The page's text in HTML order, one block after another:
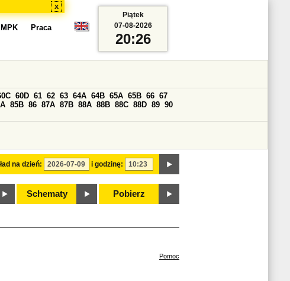
x
Praca
na dzień: i godzinę:
60D 61 62 63 64A 64B 65A 65B 66 67
85B 86 87A 87B 88A 88B 88C 88D 89 90
Schematy Pobierz
Piątek
07-08-2026
20:26
Pomoc